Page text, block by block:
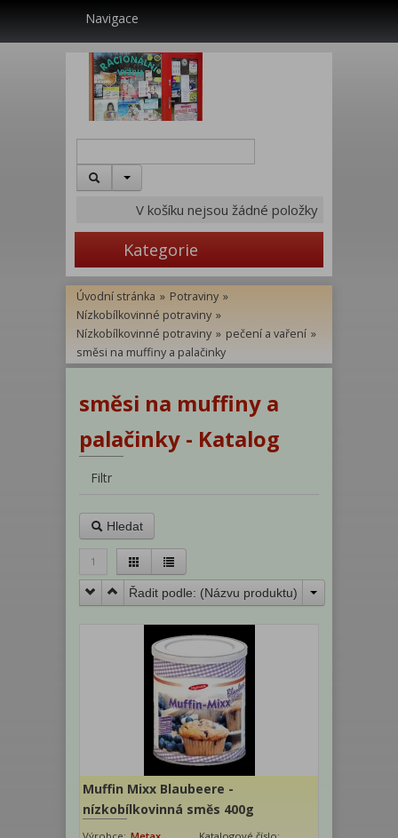
Navigace
V košíku nejsou žádné položky
Kategorie
Úvodní stránka » Potraviny »
Nízkobílkovinné potraviny »
Nízkobílkovinné potraviny » pečení a vaření »
směsi na muffiny a palačinky
směsi na muffiny a
palačinky - Katalog
Filtr
Hledat
1
Řadit podle: (Názvu produktu)
Muffin Mixx Blaubeere -
nízkobílkovinná směs 400g